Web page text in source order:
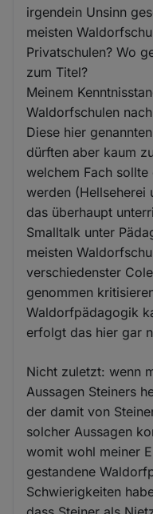
irgendein Unsinn
meisten
Privatschulen? Wo
zum Titel?
Meinem
Waldorfschulen
Diese hier
dürften aber kaum
welchem Fach
werden (Hellseherei
das überhaupt
Smalltalk unter
meisten
verschiedenster
genommen
Waldorfpädagogik
erfolgt das hier gar
Nicht zuletzt: wenn
Aussagen Steiners
der damit von
solcher Aussagen
womit wohl meiner
gestandene
Schwierigkeiten